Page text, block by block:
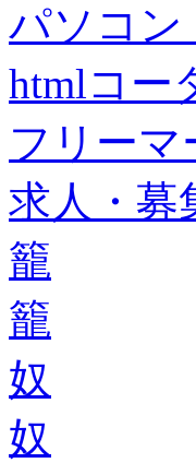
パソコン
htmlコー
フリーマ
求人・募
籠
籠
奴
奴